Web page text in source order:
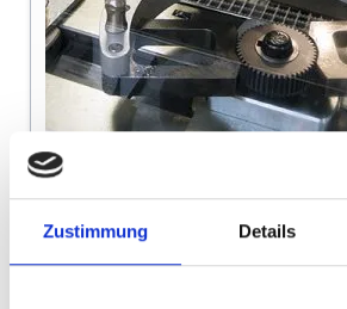
Zustimmung Details
Kegelradschleifen auf der
60 + G 27